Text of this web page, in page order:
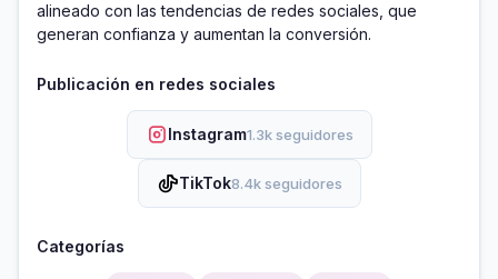
alineado con las tendencias de redes sociales, que
generan confianza y aumentan la conversión.
Publicación en redes sociales
Instagram1.3k seguidores
TikTok8.4k seguidores
Categorías